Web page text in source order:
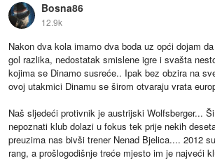
Bosna86
12.9k
Nakon dva kola imamo dva boda uz opći dojam
gol razlika, nedostatak smislene igre i svašta
kojima se Dinamo susreće.. Ipak bez obzira na
ovoj utakmici Dinamu se širom otvaraju vrata
Naš sljedeći protivnik je austrijski Wolfsberger...
nepoznati klub dolazi u fokus tek prije nekih
preuzima nas bivši trener Nenad Bjelica.... 2012
rang, a prošlogodišnje treće mjesto im je najveći